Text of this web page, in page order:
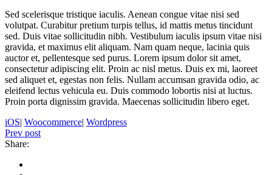
Sed scelerisque tristique iaculis. Aenean congue vitae nisi sed
volutpat. Curabitur pretium turpis tellus, id mattis metus tincidunt
sed. Duis vitae sollicitudin nibh. Vestibulum iaculis ipsum vitae nisi
gravida, et maximus elit aliquam. Nam quam neque, lacinia quis
auctor et, pellentesque sed purus. Lorem ipsum dolor sit amet,
consectetur adipiscing elit. Proin ac nisl metus. Duis ex mi, laoreet
sed aliquet et, egestas non felis. Nullam accumsan gravida odio, ac
eleifend lectus vehicula eu. Duis commodo lobortis nisi at luctus.
Proin porta dignissim gravida. Maecenas sollicitudin libero eget.
iOS| Woocommerce| Wordpress
Prev post
Share: